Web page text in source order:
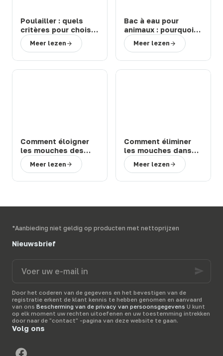
Poulailler : quels
critères pour choisir
un modèle durable
et facile à entretenir
Meer lezen
Bac à eau pour
animaux : pourquoi
choisir un abreuvoir
de la marque Suevia
Meer lezen
Comment éloigner
les mouches des
chevaux et bovins
en prairie : solutions
Meer lezen
Comment éliminer
les mouches dans
une étable ou une
ferme : 3 solutions
Meer lezen
*Aanbieding niet geldig op producten met nettoprijzen
Nieuwsbrief
mail
in
Door het coderen van de gegevens en het bevestigen van de
registratie erkent de klant kennis te hebben genomen en aanvaard
van ons Bescherming van de privacy van persoonsgegevens U kunt
op elk moment uw rechten uitoefenen en uw toestemming intrekken
door naar de "contact" -pagina van deze website te gaan.
Volg ons